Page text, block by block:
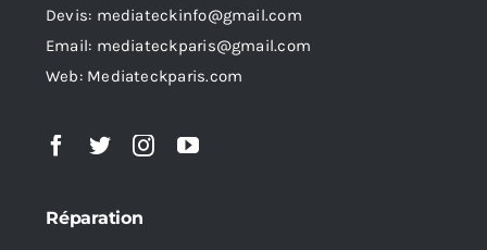
Devis: mediateckinfo@gmail.com
Email: mediateckparis@gmail.com
Web: Mediateckparis.com
Réparation